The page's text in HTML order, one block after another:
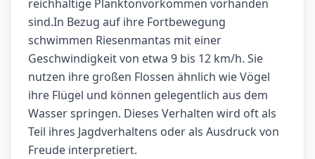
reichhaltige Planktonvorkommen vorhanden
sind.In Bezug auf ihre Fortbewegung
schwimmen Riesenmantas mit einer
Geschwindigkeit von etwa 9 bis 12 km/h. Sie
nutzen ihre großen Flossen ähnlich wie Vögel
ihre Flügel und können gelegentlich aus dem
Wasser springen. Dieses Verhalten wird oft als
Teil ihres Jagdverhaltens oder als Ausdruck von
Freude interpretiert.